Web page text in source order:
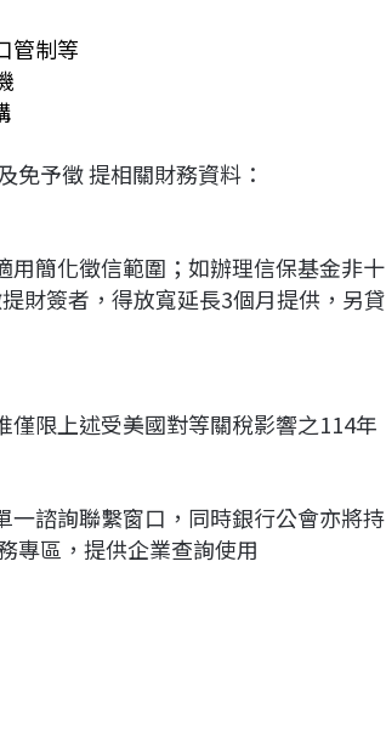
管制等
免予徵 提相關財務資料：
簡化徵信範圍；如辦理信保基金非十
財簽者，得放寬延長3個月提供，另貸
限上述受美國對等關稅影響之114年
諮詢聯繫窗口，同時銀行公會亦將持
專區，提供企業查詢使用